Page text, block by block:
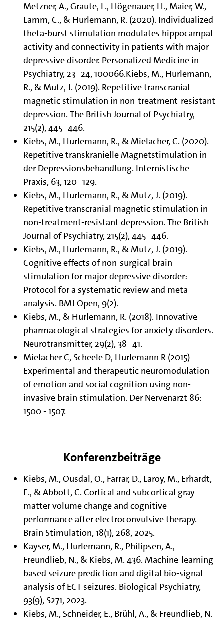
Metzner, A., Graute, L., Högenauer, H., Maier, W.,
Lamm, C., & Hurlemann, R. (2020). Individualized
theta-burst stimulation modulates hippocampal
activity and connectivity in patients with major
depressive disorder. Personalized Medicine in
Psychiatry, 23–24, 100066.Kiebs, M., Hurlemann,
R., & Mutz, J. (2019). Repetitive transcranial
magnetic stimulation in non-treatment-resistant
depression. The British Journal of Psychiatry,
215(2), 445–446.
Kiebs, M., Hurlemann, R., & Mielacher, C. (2020).
Repetitive transkranielle Magnetstimulation in
der Depressionsbehandlung. Internistische
Praxis, 63, 120–129.
Kiebs, M., Hurlemann, R., & Mutz, J. (2019).
Repetitive transcranial magnetic stimulation in
non-treatment-resistant depression. The British
Journal of Psychiatry, 215(2), 445–446.
Kiebs, M., Hurlemann, R., & Mutz, J. (2019).
Cognitive effects of non-surgical brain
stimulation for major depressive disorder:
Protocol for a systematic review and meta-
analysis. BMJ Open, 9(2).
Kiebs, M., & Hurlemann, R. (2018). Innovative
pharmacological strategies for anxiety disorders.
Neurotransmitter, 29(2), 38–41.
Mielacher C, Scheele D, Hurlemann R (2015)
Experimental and therapeutic neuromodulation
of emotion and social cognition using non-
invasive brain stimulation. Der Nervenarzt 86:
1500 - 1507.
Konferenzbeiträge
Kiebs, M., Ousdal, O., Farrar, D., Laroy, M., Erhardt,
E., & Abbott, C. Cortical and subcortical gray
matter volume change and cognitive
performance after electroconvulsive therapy.
Brain Stimulation, 18(1), 268, 2025.
Kayser, M., Hurlemann, R., Philipsen, A.,
Freundlieb, N., & Kiebs, M. 436. Machine-learning
based seizure prediction and digital bio-signal
analysis of ECT seizures. Biological Psychiatry,
93(9), S271, 2023.
Kiebs, M., Schneider, E., Brühl, A., & Freundlieb, N.